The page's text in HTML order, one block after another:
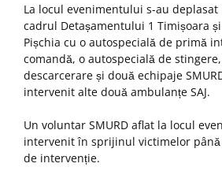
La locul evenimentului s-au
cadrul Detașamentului 1 Timișoara
Pișchia cu o autospecială de primă
comandă, o autospecială de
descarcerare și două echipaje
intervenit alte două ambulanțe SAJ.
Un voluntar SMURD aflat la locul
intervenit în sprijinul victimelor
de intervenție.